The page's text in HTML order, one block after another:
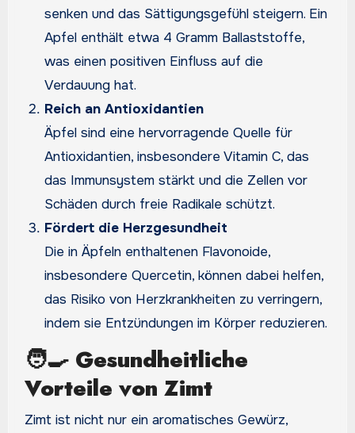
senken und das Sättigungsgefühl steigern. Ein
Apfel enthält etwa 4 Gramm Ballaststoffe,
was einen positiven Einfluss auf die
Verdauung hat.
Reich an Antioxidantien
Äpfel sind eine hervorragende Quelle für
Antioxidantien, insbesondere Vitamin C, das
das Immunsystem stärkt und die Zellen vor
Schäden durch freie Radikale schützt.
Fördert die Herzgesundheit
Die in Äpfeln enthaltenen Flavonoide,
insbesondere Quercetin, können dabei helfen,
das Risiko von Herzkrankheiten zu verringern,
indem sie Entzündungen im Körper reduzieren.
🧑‍🍳 Gesundheitliche
Vorteile von Zimt
Zimt ist nicht nur ein aromatisches Gewürz,